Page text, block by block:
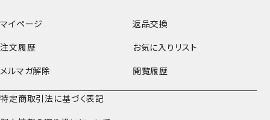
マイページ
返品交換
注文履歴
お気に入りリスト
メルマガ解除
閲覧履歴
特定商取引法に基づく表記